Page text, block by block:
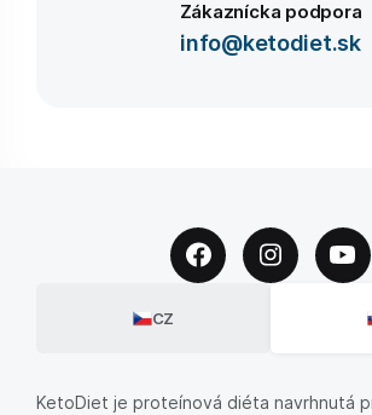
Zákaznícka podpora
info@ketodiet.sk
CZ
KetoDiet je proteínová diéta navrhnutá